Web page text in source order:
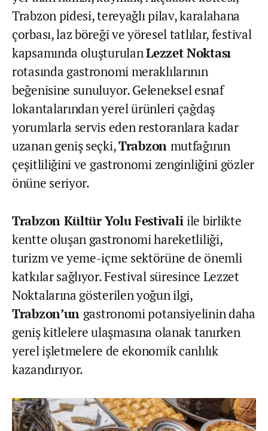
Trabzon pidesi, tereyağlı pilav, karalahana
çorbası, laz böreği ve yöresel tatlılar, festival
kapsamında oluşturulanLezzet Noktası
rotasında gastronomi meraklılarının
beğenisine sunuluyor. Geleneksel esnaf
lokantalarından yerel ürünleri çağdaş
yorumlarla servis eden restoranlara kadar
uzanan geniş seçki,Trabzon mutfağının
çeşitliliğini ve gastronomi zenginliğini gözler
önüne seriyor.
Trabzon Kültür Yolu Festivali ile birlikte
kentte oluşan gastronomi hareketliliği,
turizm ve yeme-içme sektörüne de önemli
katkılar sağlıyor. Festival süresince Lezzet
Noktalarına gösterilen yoğun ilgi,
Trabzon’un gastronomi potansiyelinin daha
geniş kitlelere ulaşmasına olanak tanırken
yerel işletmelere de ekonomik canlılık
kazandırıyor.